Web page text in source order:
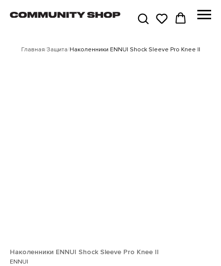
Главная/Защита/Наколенники ENNUI Shock Sleeve Pro Knee II
Наколенники ENNUI Shock Sleeve Pro Knee II
ENNUI